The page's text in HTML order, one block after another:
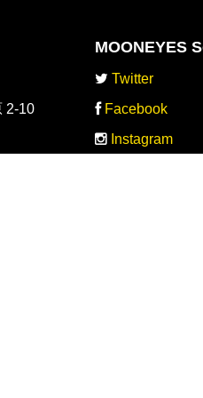
2-10
MOONEYES
Twitter
Facebook
Instagram